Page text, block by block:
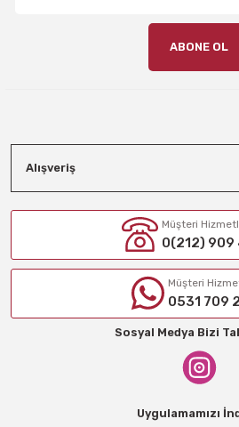
ABONE OL
Alışveriş
Müşteri
0(212) 909
Müşteri
0531 709
Sosyal Medya Bizi
Uygulamamızı